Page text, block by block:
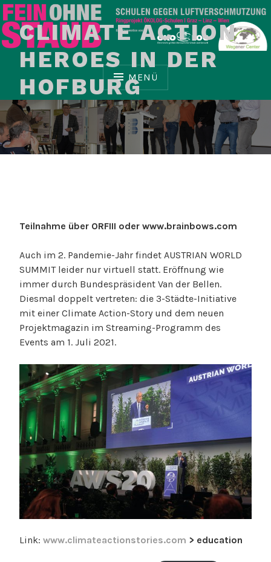
Z
u
m
l
t
s
p
MENÜ
FEIN OHNE STAUB
Schulen gegen Luftverschmutzung
CLIMATE ACTION
HEROES IN DER
HOFBURG
Teilnahme über ORFIII oder www.brainbows.com
Auch im 2. Pandemie-Jahr findet AUSTRIAN WORLD
SUMMIT leider nur virtuell statt. Eröffnung wie
immer durch Bundespräsident Van der Bellen.
Diesmal doppelt vertreten: die 3-Städte-Initiative
mit einer Climate Action-Story und dem neuen
Projektmagazin im Streaming-Programm des
Events am 1. Juli 2021.
Link: www.climateactionstories.com > education